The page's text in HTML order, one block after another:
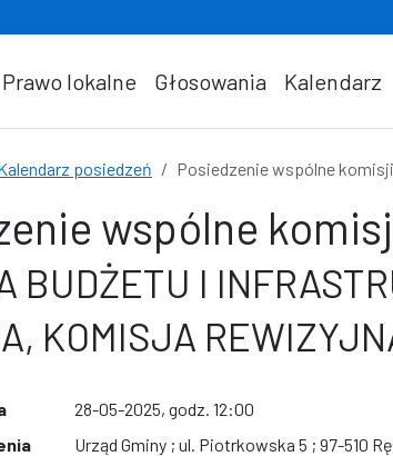
Prawo lokalne Głosowania Kalendarz
posiedzeń Posiedzenie wspólne komisji
wspólne
BUDŻETU I
KOMISJA
28-05-2025, godz. 12:00
Urząd Gminy ; ul. Piotrkowska 5 ; 97-510